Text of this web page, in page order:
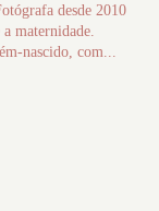
desde 2010
maternidade.
nascido, com...